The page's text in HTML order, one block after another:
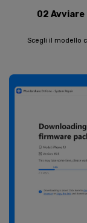
02
Scegli il modello